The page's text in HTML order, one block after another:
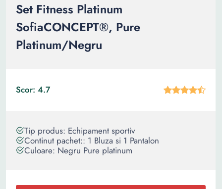
Set Fitness Platinum
SofiaCONCEPT®, Pure
Platinum/Negru
Scor: 4.7
Tip produs: Echipament sportiv
Continut pachet:: 1 Bluza si 1 Pantalon
Culoare: Negru Pure platinum